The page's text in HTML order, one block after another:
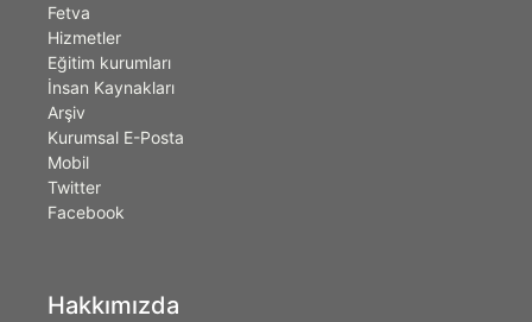
Fetva
Hizmetler
Eğitim kurumları
İnsan Kaynakları
Arşiv
Kurumsal E-Posta
Mobil
Twitter
Facebook
Hakkımızda